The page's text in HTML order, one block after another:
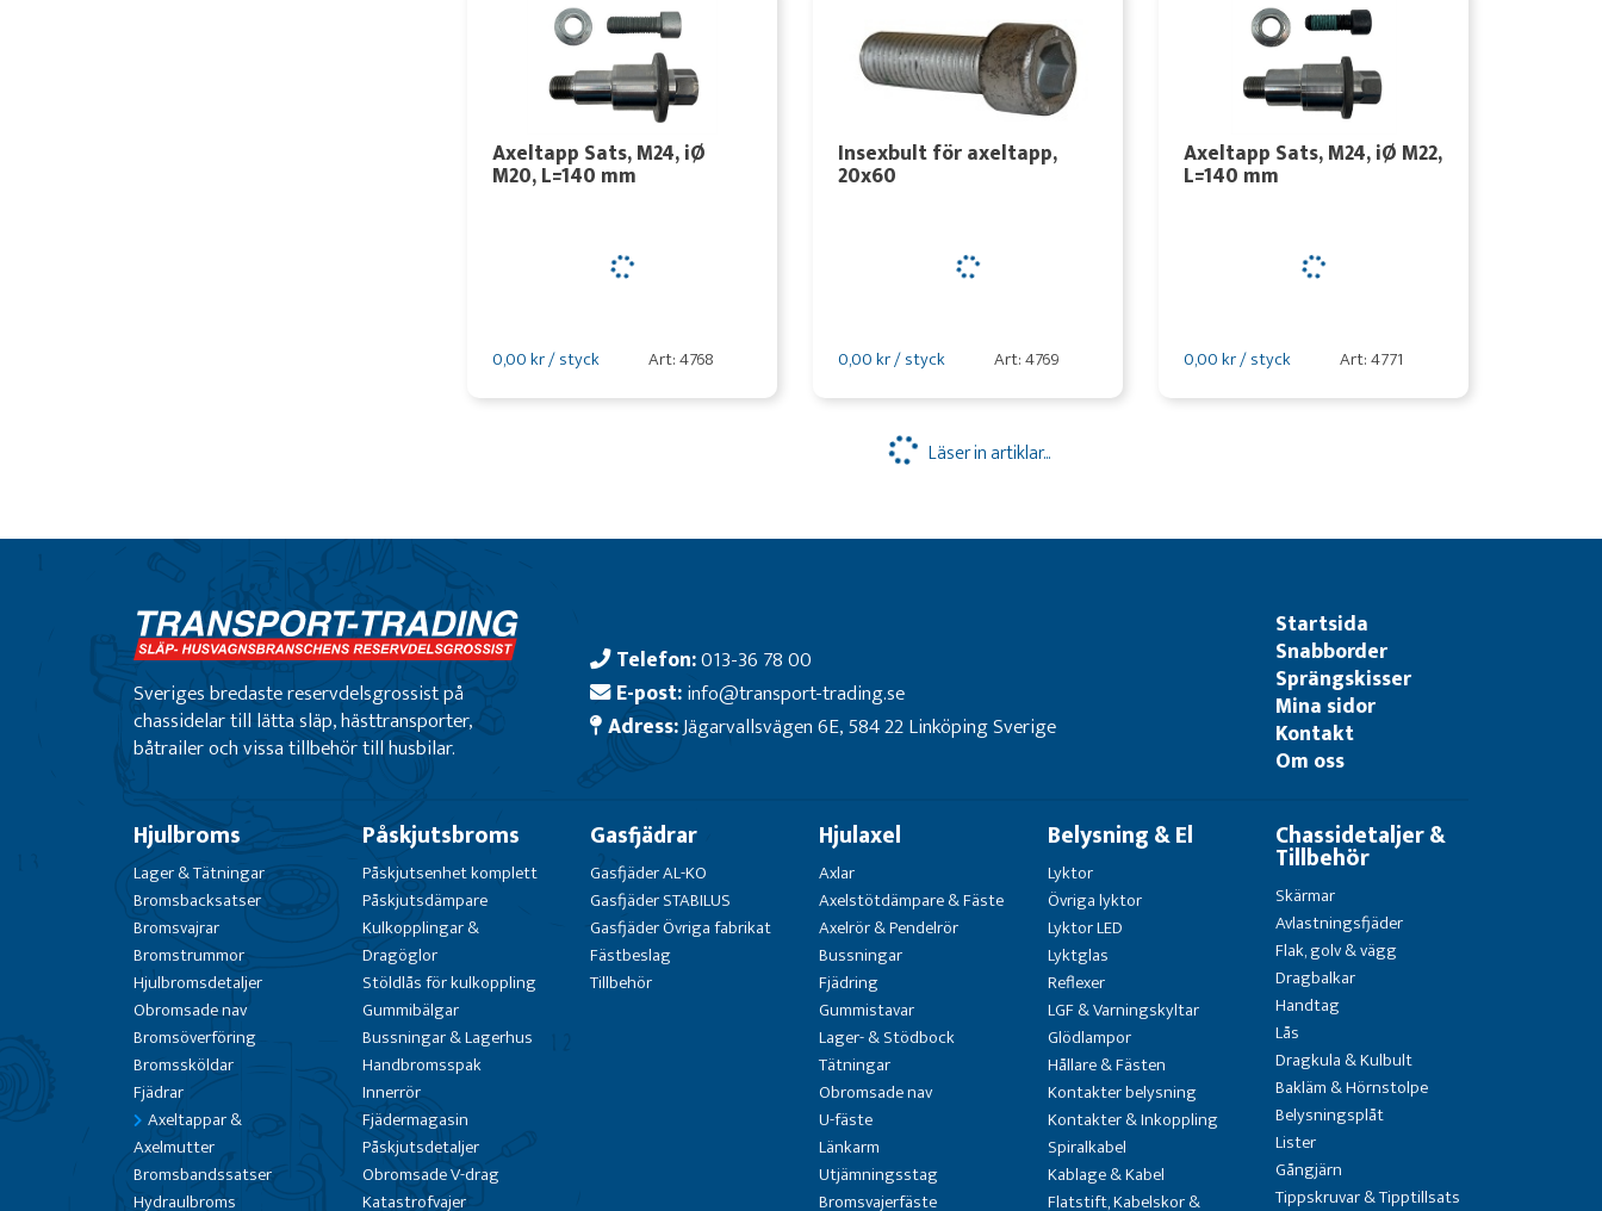
Axeltapp Sats, M24, iØ
M20, L=140 mm
0,00 kr / styck Art: 4768
Insexbult för axeltapp,
20x60
0,00 kr / styck Art: 4769
Axeltapp Sats, M24, iØ M22,
L=140 mm
0,00 kr / styck Art: 4771
Läser in artiklar...
Sveriges bredaste reservdelsgrossist på
chassidelar till lätta släp, hästtransporter,
båtrailer och vissa tillbehör till husbilar.
Telefon:013-36 78 00
E-post:info@transport-trading.se
Adress:Jägarvallsvägen 6E, 584 22 Linköping Sverige
Startsida
Snabborder
Sprängskisser
Mina sidor
Kontakt
Om oss
Hjulbroms
Lager & Tätningar
Bromsbacksatser
Bromsvajrar
Bromstrummor
Hjulbromsdetaljer
Obromsade nav
Bromsöverföring
Bromssköldar
Fjädrar
Axeltappar &
Axelmutter
Bromsbandssatser
Hydraulbroms
Påskjutsbroms
Påskjutsenhet komplett
Påskjutsdämpare
Kulkopplingar &
Dragöglor
Stöldlås för kulkoppling
Gummibälgar
Bussningar & Lagerhus
Handbromsspak
Innerrör
Fjädermagasin
Påskjutsdetaljer
Obromsade V-drag
Katastrofvajer
Gasfjädrar
Gasfjäder AL-KO
Gasfjäder STABILUS
Gasfjäder Övriga fabrikat
Fästbeslag
Tillbehör
Hjulaxel
Axlar
Axelstötdämpare & Fäste
Axelrör & Pendelrör
Bussningar
Fjädring
Gummistavar
Lager- & Stödbock
Tätningar
Obromsade nav
U-fäste
Länkarm
Utjämningsstag
Bromsvajerfäste
Belysning & El
Lyktor
Övriga lyktor
Lyktor LED
Lyktglas
Reflexer
LGF & Varningskyltar
Glödlampor
Hållare & Fästen
Kontakter belysning
Kontakter & Inkoppling
Spiralkabel
Kablage & Kabel
Flatstift, Kabelskor &
Chassidetaljer &
Tillbehör
Skärmar
Avlastningsfjäder
Flak, golv & vägg
Dragbalkar
Handtag
Lås
Dragkula & Kulbult
Bakläm & Hörnstolpe
Belysningsplåt
Lister
Gångjärn
Tippskruvar & Tipptillsats